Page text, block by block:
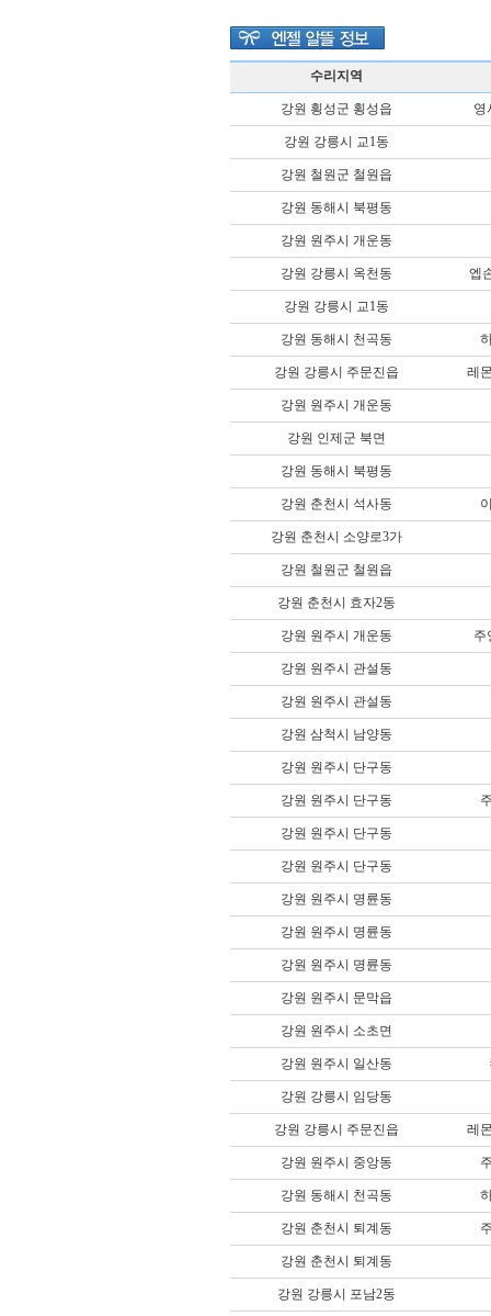
수리지역
강원 횡성군 횡성읍 영
강원 강릉시 교1동
강원 철원군 철원읍
강원 동해시 북평동
강원 원주시 개운동
강원 강릉시 옥천동 엡
강원 강릉시 교1동
강원 동해시 천곡동
강원 강릉시 주문진읍 레
강원 원주시 개운동
강원 인제군 북면
강원 동해시 북평동
강원 춘천시 석사동
강원 춘천시 소양로3가
강원 철원군 철원읍
강원 춘천시 효자2동
강원 원주시 개운동 주
강원 원주시 관설동
강원 원주시 관설동
강원 삼척시 남양동
강원 원주시 단구동
강원 원주시 단구동
강원 원주시 단구동
강원 원주시 단구동
강원 원주시 명륜동
강원 원주시 명륜동
강원 원주시 명륜동
강원 원주시 문막읍
강원 원주시 소초면
강원 원주시 일산동
강원 강릉시 임당동
강원 강릉시 주문진읍 레
강원 원주시 중앙동
강원 동해시 천곡동
강원 춘천시 퇴계동
강원 춘천시 퇴계동
강원 강릉시 포남2동